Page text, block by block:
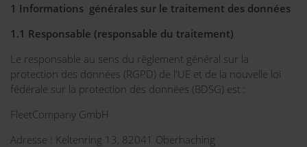
1 Informations générales sur le traitement des données
1.1 Responsable (responsable du traitement)
Le responsable au sens du règlement général sur la
protection des données (RGPD) de l'UE et de la nouvelle loi
fédérale sur la protection des données (BDSG) est :
FleetCompany GmbH
Adresse : Keltenring 13, 82041 Oberhaching